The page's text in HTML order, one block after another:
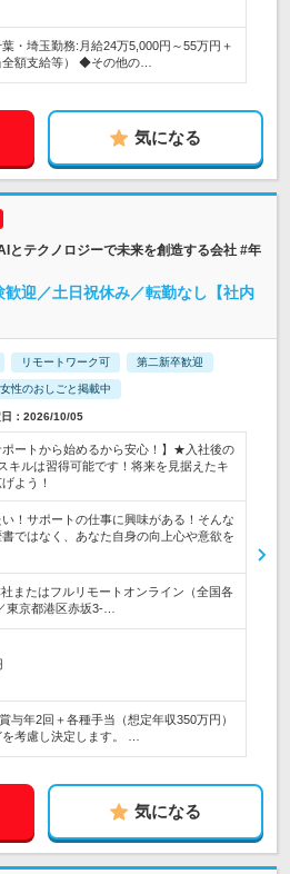
・埼玉勤務:月給24万5,000円～55万円＋
額支給等） ◆その他の…
気になる
とテクノロジーで未来を創造する会社 #年
迎／土日祝休み／転勤なし【社内
リモートワーク可 第二新卒歓迎
女性のおしごと掲載中
：2026/10/05
ポートから始めるから安心！】★入社後の
キルは習得可能です！将来を見据えたキ
よう！
！サポートの仕事に興味がある！そんな
ではなく、あなた自身の向上心や意欲を
社またはフルリモートオンライン（全国各
東京都港区赤坂3-…
与年2回＋各種手当（想定年収350万円）
考慮し決定します。 …
気になる